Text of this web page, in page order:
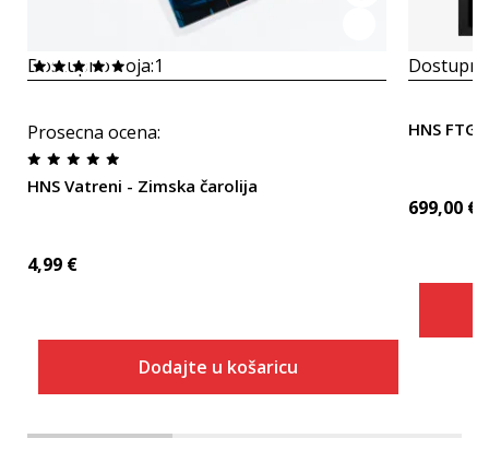
Dostupno boja:1
Prosecna ocena:
HNS Vatreni - Zimska čarolija
4,99 €
Dodajte u košaricu
HNS FTG
699,00 €